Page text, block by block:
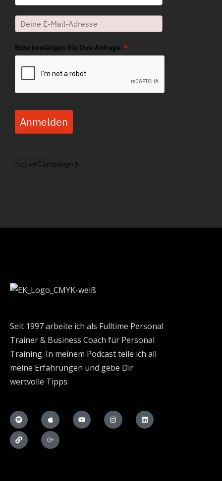
Bitte bestätigen Sie Ihre Anfrage. *
Anmelden
ActiveCampaign
Seit 1997 arbeite ich als Fulltime Personal
Trainer & Business Coach für Personal
Training. In meinem Podcast teile ich all
meine Erfahrungen und gebe Dir
wertvolle Tipps.